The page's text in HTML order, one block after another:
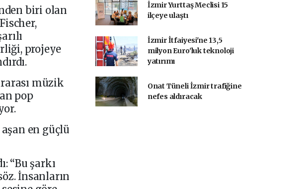
biri olan
projeye
müzik
pop
en güçlü
“Bu şarkı
İnsanların
İzmir Yurttaş Meclisi 15
ilçeye ulaştı
İzmir İtfaiyesi'ne 13,5
milyon Euro'luk teknoloji
yatırımı
Onat Tüneli İzmir trafiğine
nefes aldıracak